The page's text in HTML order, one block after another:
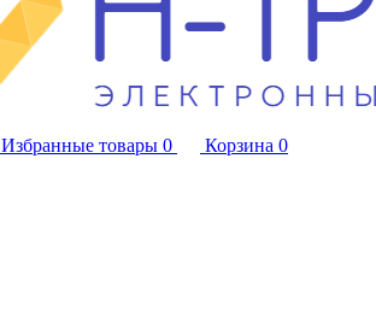
Избранные товары 0 Корзина 0